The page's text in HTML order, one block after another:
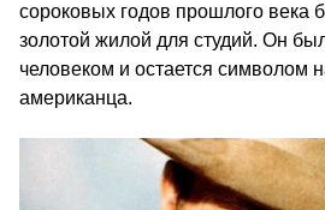
сороковых годов прошлого века
золотой жилой для студий. Он
человеком и остается символом
американца.